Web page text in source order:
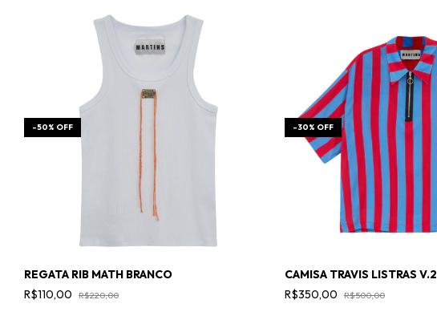
-50% OFF
REGATA RIB MATH BRANCO
R$110,00
R$220,00
-30% OFF
CAMISA TRAVIS LISTRAS V.2
R$350,00
R$500,00